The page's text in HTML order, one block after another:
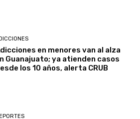
en menores van al alza
Guanajuato; ya atienden casos
los 10 años, alerta CRUB